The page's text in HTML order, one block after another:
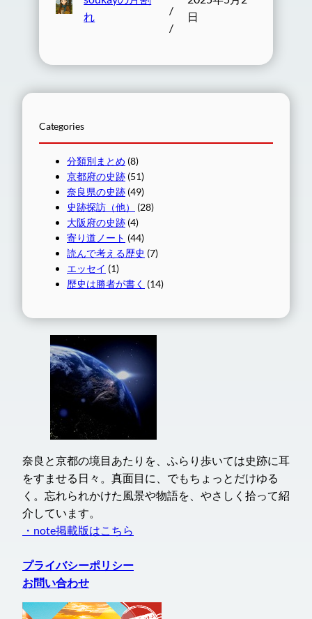
れ
/
/
日
Categories
分類別まとめ (8)
京都府の史跡 (51)
奈良県の史跡 (49)
史跡探訪（他）
(28)
大阪府の史跡 (4)
寄り道ノート (44)
読んで考える歴史 (7)
エッセイ (1)
歴史は勝者が書く (14)
奈良と京都の境目あたりを、ふらり歩いては史跡に耳
をすませる日々。真面目に、でもちょっとだけゆる
く。忘れられかけた風景や物語を、やさしく拾って紹
介しています。
・note掲載版はこちら
プライバシーポリシー
お問い合わせ